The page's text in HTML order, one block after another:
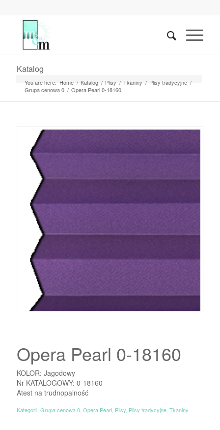
Katalog
You are here: Home / Katalog / Plisy / Tkaniny / Plisy tradycyjne /
Grupa cenowa 0 / Opera Pearl 0-18160
Opera Pearl 0-18160
KOLOR: Jagodowy
Nr KATALOGOWY: 0-18160
Atest na trudnopalność
Kategorii: Grupa cenowa 0, Opera Pearl, Plisy, Plisy tradycyjne, Tkaniny